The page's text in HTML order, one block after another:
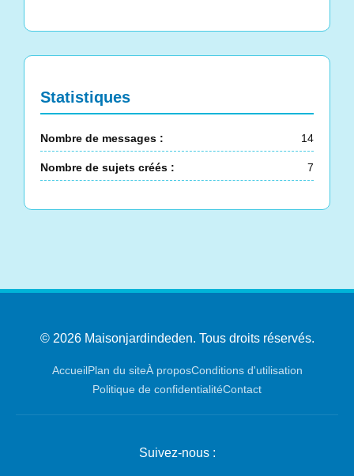
Statistiques
Nombre de messages : 14
Nombre de sujets créés : 7
© 2026 Maisonjardindeden. Tous droits réservés.
AccueilPlan du siteÀ proposConditions d'utilisation
Politique de confidentialitéContact
Suivez-nous :